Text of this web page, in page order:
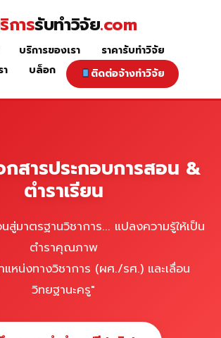
สารประกอบการสอน/
การรับทำวิจัย.com
บริการของเรา
ราคารับทำวิจัย
บล็อก ติดต่อจ้างทำวิจัย
กสารประกอบการสอน &
ตำราเรียน
สู่มาตรฐานวิชาการ... แปลงความรู้ให้เป็น
ตำราคุณภาพ
แหน่งทางวิชาการ (ผศ./รศ.) และเลื่อน
วิทยฐานะครู"